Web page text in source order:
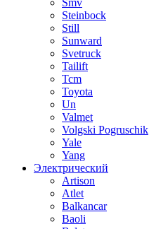
Smv
Steinbock
Still
Sunward
Svetruck
Tailift
Tcm
Toyota
Un
Valmet
Volgski Pogruschik
Yale
Yang
Электрический
Artison
Atlet
Balkancar
Baoli